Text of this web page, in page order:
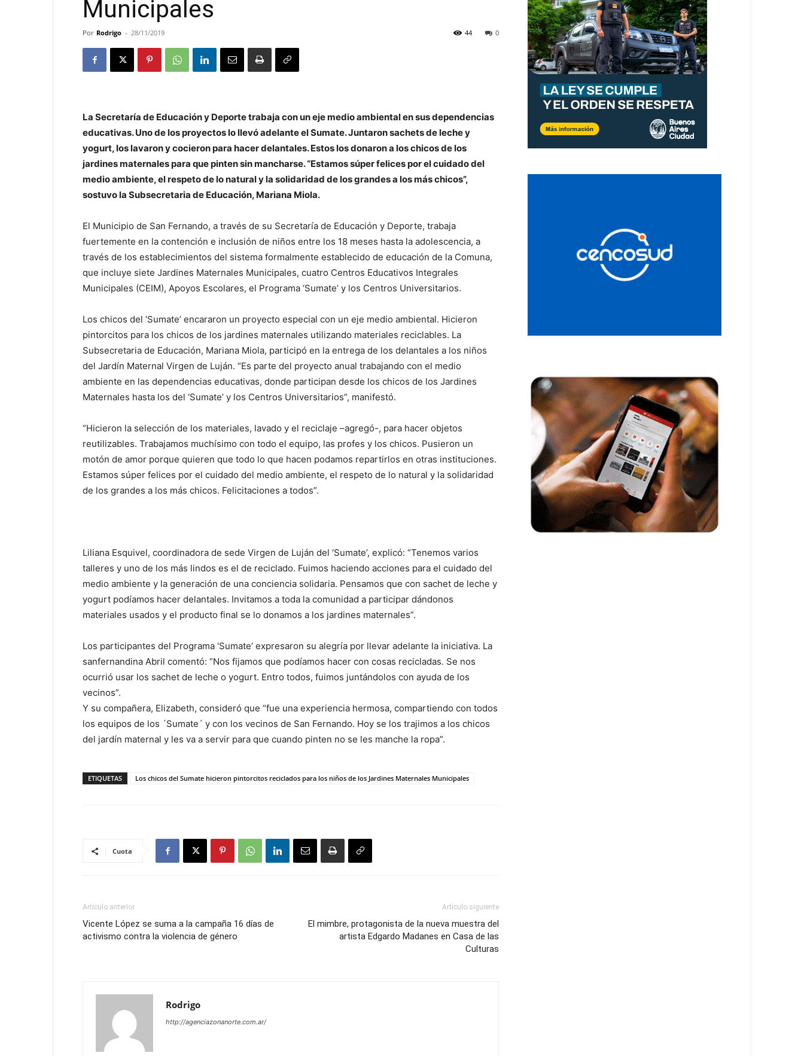
Municipales
Por Rodrigo - 28/11/2019 0
44
La Secretaría de Educación y Deporte trabaja con un eje medio ambiental en sus dependencias
educativas. Uno de los proyectos lo llevó adelante el Sumate. Juntaron sachets de leche y
yogurt, los lavaron y cocieron para hacer delantales. Estos los donaron a los chicos de los
jardines maternales para que pinten sin mancharse. “Estamos súper felices por el cuidado del
medio ambiente, el respeto de lo natural y la solidaridad de los grandes a los más chicos”,
sostuvo la Subsecretaria de Educación, Mariana Miola.
El Municipio de San Fernando, a través de su Secretaría de Educación y Deporte, trabaja
fuertemente en la contención e inclusión de niños entre los 18 meses hasta la adolescencia, a
través de los establecimientos del sistema formalmente establecido de educación de la Comuna,
que incluye siete Jardines Maternales Municipales, cuatro Centros Educativos Integrales
Municipales (CEIM), Apoyos Escolares, el Programa ‘Sumate’ y los Centros Universitarios.
Los chicos del ‘Sumate’ encararon un proyecto especial con un eje medio ambiental. Hicieron
pintorcitos para los chicos de los jardines maternales utilizando materiales reciclables. La
Subsecretaria de Educación, Mariana Miola, participó en la entrega de los delantales a los niños
del Jardín Maternal Virgen de Luján. “Es parte del proyecto anual trabajando con el medio
ambiente en las dependencias educativas, donde participan desde los chicos de los Jardines
Maternales hasta los del ‘Sumate’ y los Centros Universitarios”, manifestó.
“Hicieron la selección de los materiales, lavado y el reciclaje –agregó-, para hacer objetos
reutilizables. Trabajamos muchísimo con todo el equipo, las profes y los chicos. Pusieron un
motón de amor porque quieren que todo lo que hacen podamos repartirlos en otras instituciones.
Estamos súper felices por el cuidado del medio ambiente, el respeto de lo natural y la solidaridad
de los grandes a los más chicos. Felicitaciones a todos”.
Liliana Esquivel, coordinadora de sede Virgen de Luján del ‘Sumate’, explicó: “Tenemos varios
talleres y uno de los más lindos es el de reciclado. Fuimos haciendo acciones para el cuidado del
medio ambiente y la generación de una conciencia solidaria. Pensamos que con sachet de leche y
yogurt podíamos hacer delantales. Invitamos a toda la comunidad a participar dándonos
materiales usados y el producto final se lo donamos a los jardines maternales”.
Los participantes del Programa ‘Sumate’ expresaron su alegría por llevar adelante la iniciativa. La
sanfernandina Abril comentó: “Nos fijamos que podíamos hacer con cosas recicladas. Se nos
ocurrió usar los sachet de leche o yogurt. Entro todos, fuimos juntándolos con ayuda de los
vecinos”.
Y su compañera, Elizabeth, consideró que “fue una experiencia hermosa, compartiendo con todos
los equipos de los ´Sumate´ y con los vecinos de San Fernando. Hoy se los trajimos a los chicos
del jardín maternal y les va a servir para que cuando pinten no se les manche la ropa”.
ETIQUETAS Los chicos del Sumate hicieron pintorcitos reciclados para los niños de los Jardines Maternales Municipales
Cuota
Artículo anterior
Vicente López se suma a la campaña 16 días de
activismo contra la violencia de género
Artículo siguiente
El mimbre, protagonista de la nueva muestra del
artista Edgardo Madanes en Casa de las
Culturas
Rodrigo
http://agenciazonanorte.com.ar/